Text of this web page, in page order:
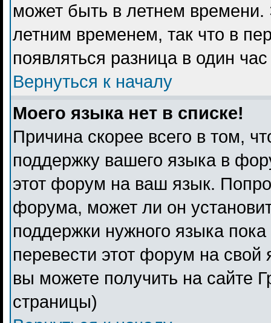
может быть в летнем
летним временем, так что в
появляться разница в один
Вернуться к началу
Моего языка нет в списке!
Причина скорее всего в том,
поддержку вашего языка в
этот форум на ваш язык.
форума, может ли он
поддержки нужного языка
перевести этот форум на
вы можете получить на сайте
страницы)